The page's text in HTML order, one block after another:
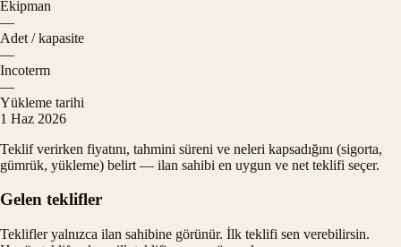
Ekipman
—
Adet / kapasite
—
Incoterm
—
Yükleme tarihi
1 Haz 2026
Teklif verirken fiyatını, tahmini süreni ve neleri kapsadığını (sigorta,
gümrük, yükleme) belirt — ilan sahibi en uygun ve net teklifi seçer.
Gelen teklifler
Teklifler yalnızca ilan sahibine görünür. İlk teklifi sen verebilirsin.